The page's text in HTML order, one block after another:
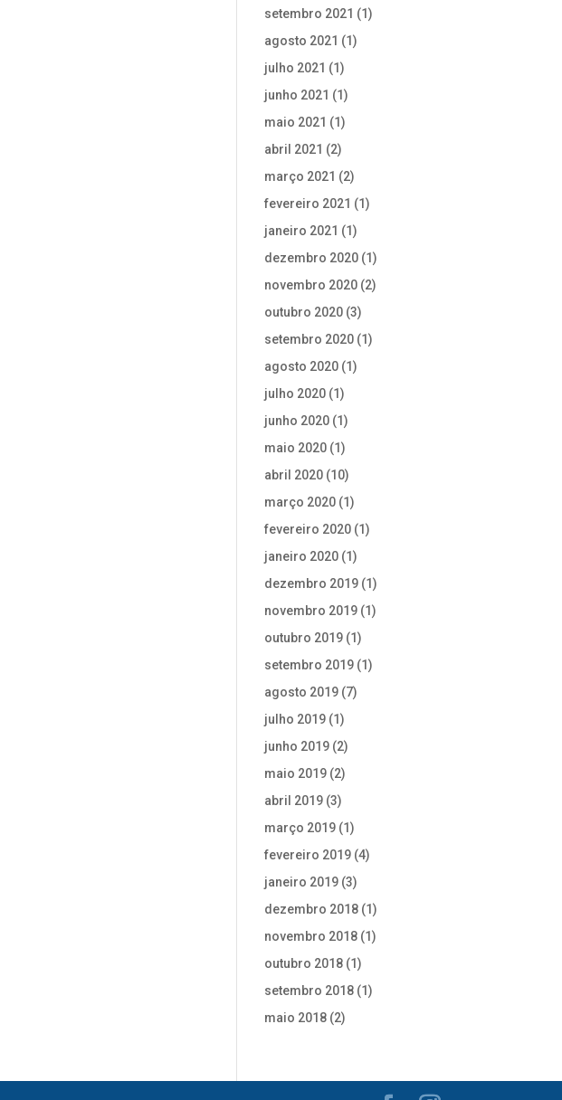
setembro 2021 (1)
agosto 2021 (1)
julho 2021 (1)
junho 2021 (1)
maio 2021 (1)
abril 2021 (2)
março 2021 (2)
fevereiro 2021 (1)
janeiro 2021 (1)
dezembro 2020 (1)
novembro 2020 (2)
outubro 2020 (3)
setembro 2020 (1)
agosto 2020 (1)
julho 2020 (1)
junho 2020 (1)
maio 2020 (1)
abril 2020 (10)
março 2020 (1)
fevereiro 2020 (1)
janeiro 2020 (1)
dezembro 2019 (1)
novembro 2019 (1)
outubro 2019 (1)
setembro 2019 (1)
agosto 2019 (7)
julho 2019 (1)
junho 2019 (2)
maio 2019 (2)
abril 2019 (3)
março 2019 (1)
fevereiro 2019 (4)
janeiro 2019 (3)
dezembro 2018 (1)
novembro 2018 (1)
outubro 2018 (1)
setembro 2018 (1)
maio 2018 (2)